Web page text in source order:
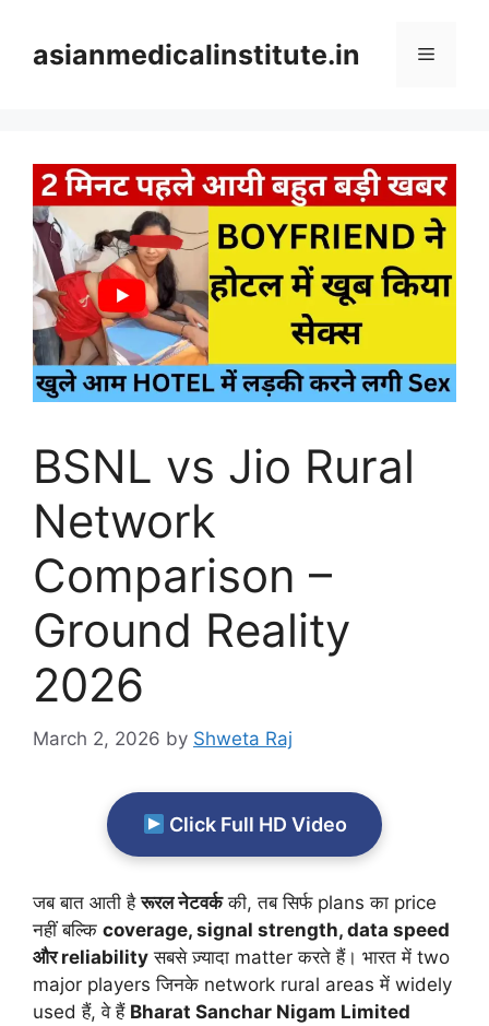
contentasianmedicalinstitute.in Menu
BSNL vs Jio Rural
Network
Comparison –
Ground Reality
2026
March 2, 2026 by Shweta Raj
Click Full HD Video
जब बात आती हैरूरल नेटवर्ककी, तब सिर्फ plans का price
नहीं बल्कि coverage, signal strength, data speed
और reliability सबसे ज़्यादा matter करते हैं। भारत में two
major players जिनके network rural areas में widely
used हैं, वे हैं Bharat Sanchar Nigam Limited